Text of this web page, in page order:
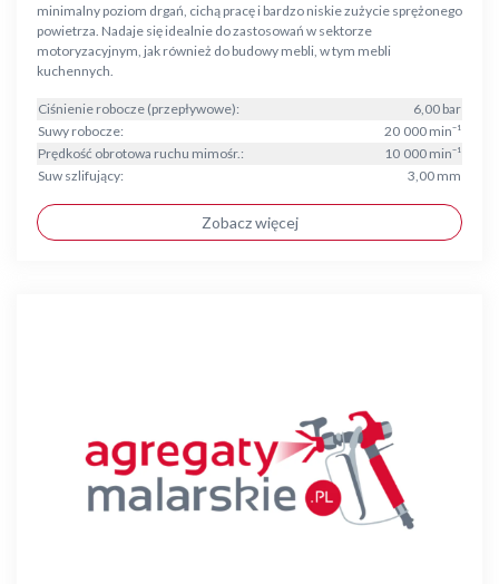
minimalny poziom drgań, cichą pracę i bardzo niskie zużycie sprężonego
powietrza. Nadaje się idealnie do zastosowań w sektorze
motoryzacyjnym, jak również do budowy mebli, w tym mebli
kuchennych.
Ciśnienie robocze (przepływowe):
6,00 bar
Suwy robocze:
20 000 min⁻¹
Prędkość obrotowa ruchu mimośr.:
10 000 min⁻¹
Suw szlifujący:
3,00 mm
Zobacz więcej